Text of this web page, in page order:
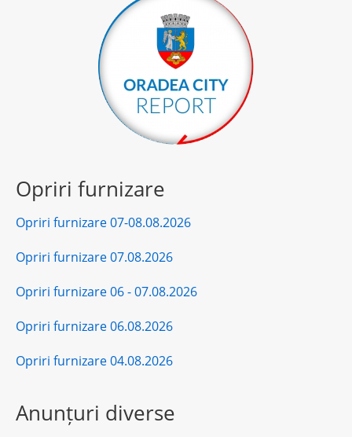
Opriri furnizare
Opriri furnizare 07-08.08.2026
Opriri furnizare 07.08.2026
Opriri furnizare 06 - 07.08.2026
Opriri furnizare 06.08.2026
Opriri furnizare 04.08.2026
Anunțuri diverse